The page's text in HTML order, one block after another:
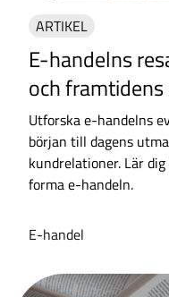
ARTIKEL
E-handelns
och
Utforska e-handelns
början till dagens
kundrelationer. Lär
forma e-handeln.
E-handel